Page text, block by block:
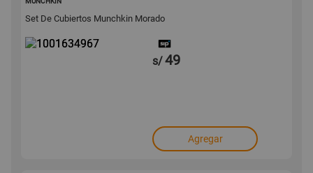
Set De Cubiertos Munchkin Morado
s/49
Agregar